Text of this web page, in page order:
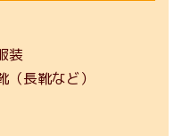
装
（長靴など）